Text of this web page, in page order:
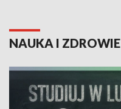
NAUKA I ZDROWIE